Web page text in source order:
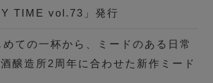
TIME vol.73」発行
ての一杯から、ミードのある日常
醸造所2周年に合わせた新作ミード